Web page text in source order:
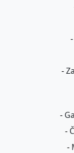
-
-
-
-
-